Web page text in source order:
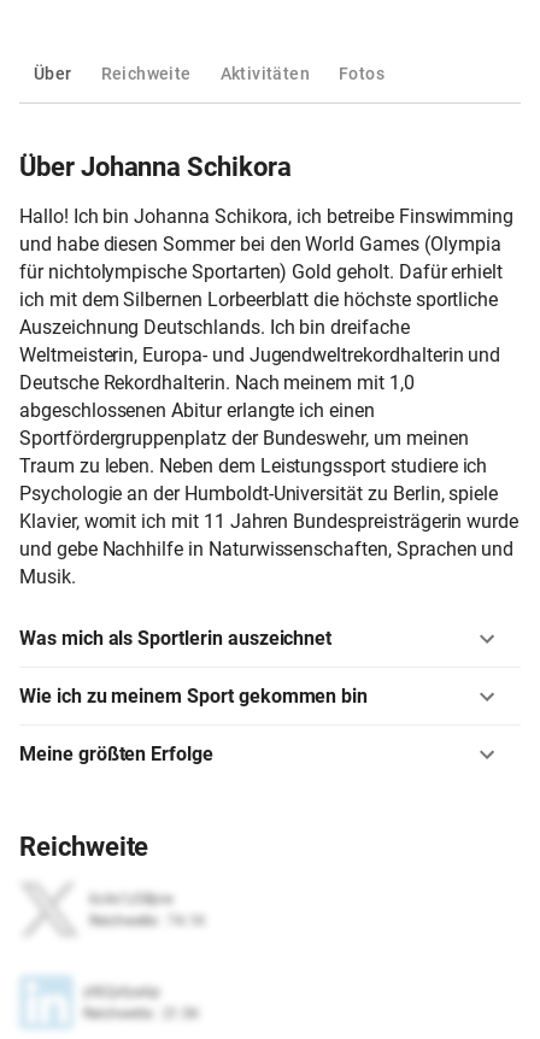
Über Reichweite Aktivitäten Fotos
Über Johanna Schikora
Hallo! Ich bin Johanna Schikora, ich betreibe Finswimming
und habe diesen Sommer bei den World Games (Olympia
für nichtolympische Sportarten) Gold geholt. Dafür erhielt
ich mit dem Silbernen Lorbeerblatt die höchste sportliche
Auszeichnung Deutschlands. Ich bin dreifache
Weltmeisterin, Europa- und Jugendweltrekordhalterin und
Deutsche Rekordhalterin. Nach meinem mit 1,0
abgeschlossenen Abitur erlangte ich einen
Sportfördergruppenplatz der Bundeswehr, um meinen
Traum zu leben. Neben dem Leistungssport studiere ich
Psychologie an der Humboldt-Universität zu Berlin, spiele
Klavier, womit ich mit 11 Jahren Bundespreisträgerin wurde
und gebe Nachhilfe in Naturwissenschaften, Sprachen und
Musik.
Was mich als Sportlerin auszeichnet
Wie ich zu meinem Sport gekommen bin
Meine größten Erfolge
Reichweite
6c4x1z58jvw
Reichweite
yt82jxtya6p
Reichweite
21.5K